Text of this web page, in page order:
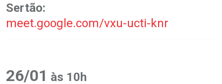
Sertão:
meet.google.com/vxu-ucti-knr
26/01 às 10h